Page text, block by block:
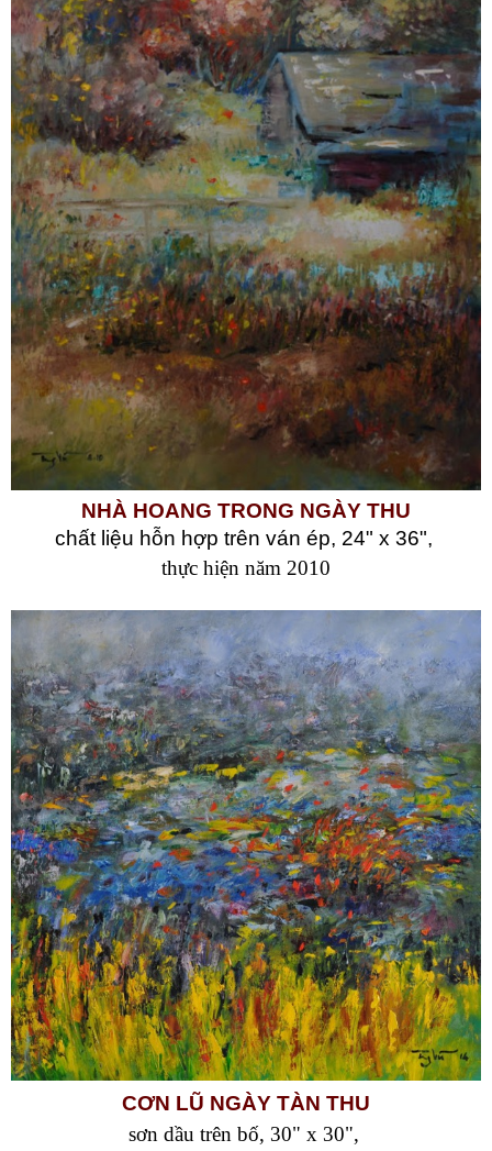
NHÀ HOANG TRONG NGÀY THU
chất liệu hỗn hợp trên ván ép, 24" x 36",
thực hiện năm 2010
CƠN LŨ NGÀY TÀN THU
sơn dầu trên bố, 30" x 30",